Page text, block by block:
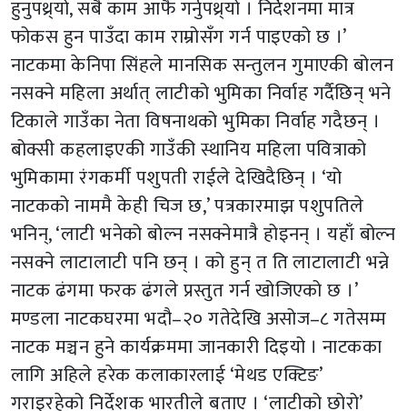
हुनुपथ्र्यो, सबै काम आफै गर्नुपथ्र्यो । निर्देशनमा मात्र
फोकस हुन पाउँदा काम राम्रोसँग गर्न पाइएको छ ।’
नाटकमा केनिपा सिंहले मानसिक सन्तुलन गुमाएकी बोलन
नसक्ने महिला अर्थात् लाटीको भुमिका निर्वाह गर्दैछिन् भने
टिकाले गाउँका नेता विषनाथको भुमिका निर्वाह गदैछन् ।
बोक्सी कहलाइएकी गाउँकी स्थानिय महिला पवित्राको
भुमिकामा रंगकर्मी पशुपती राईले देखिदैछिन् । ‘यो
नाटकको नाममै केही चिज छ,’ पत्रकारमाझ पशुपतिले
भनिन्, ‘लाटी भनेको बोल्न नसक्नेमात्रै होइनन् । यहाँ बोल्न
नसक्ने लाटालाटी पनि छन् । को हुन् त ति लाटालाटी भन्ने
नाटक ढंगमा फरक ढंगले प्रस्तुत गर्न खोजिएको छ ।’
मण्डला नाटकघरमा भदौ–२० गतेदेखि असोज–८ गतेसम्म
नाटक मञ्चन हुने कार्यक्रममा जानकारी दिइयो । नाटकका
लागि अहिले हरेक कलाकारलाई ‘मेथड एक्टिङ’
गराइरहेको निर्देशक भारतीले बताए । ‘लाटीको छोरो’